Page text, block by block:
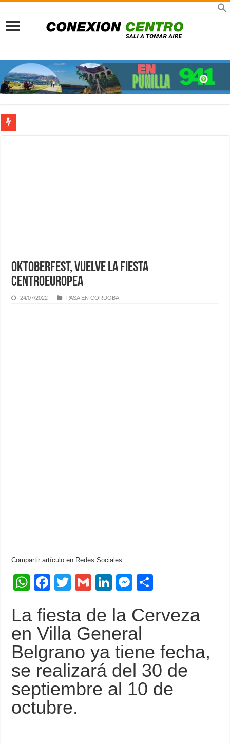
Oktoberfest, vuelve la fiesta
centroeuropea
24/07/2022 PASA EN CORDOBA
Compartir artículo en Redes Sociales
W
at
s
A
p
p
F
c
e
b
o
o
k
T
tt
er
G
ail
Li
k
e
dI
n
M
ss
e
n
g
er
m
ar
tir
La fiesta de la Cerveza
en Villa General
Belgrano ya tiene fecha,
se realizará del 30 de
septiembre al 10 de
octubre.